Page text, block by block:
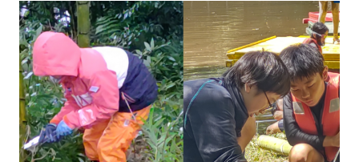
報
告
】
レ
ジ